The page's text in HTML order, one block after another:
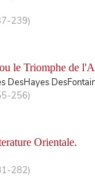
239)
le Triomphe de
DesHayes
256)
Orientale.
282)